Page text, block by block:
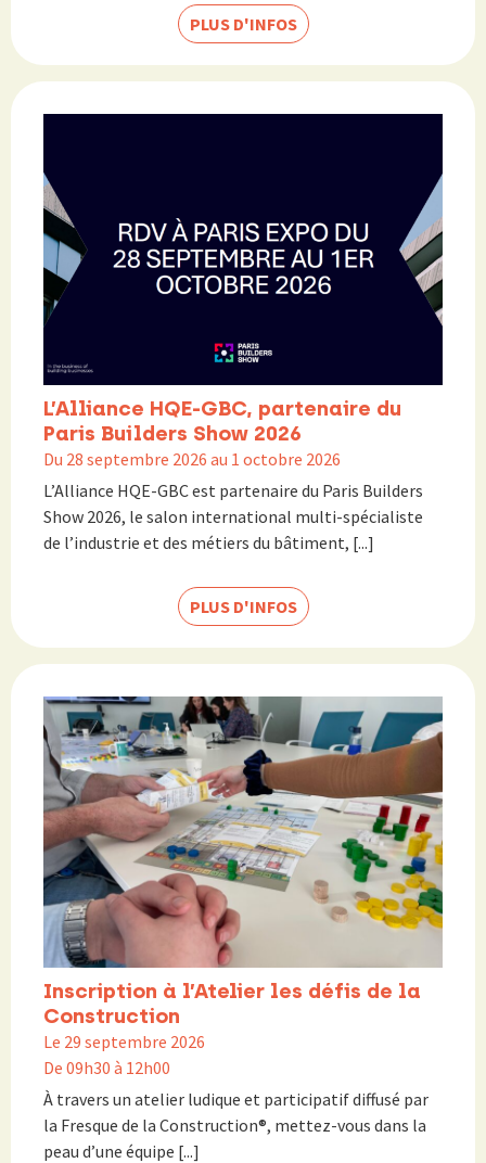
PLUS D'INFOS
L’Alliance HQE-GBC, partenaire du
Paris Builders Show 2026
Du 28 septembre 2026 au 1 octobre 2026
L’Alliance HQE-GBC est partenaire du Paris Builders
Show 2026, le salon international multi-spécialiste
de l’industrie et des métiers du bâtiment, [...]
PLUS D'INFOS
Inscription à l’Atelier les défis de la
Construction
Le 29 septembre 2026
De 09h30 à 12h00
À travers un atelier ludique et participatif diffusé par
la Fresque de la Construction®, mettez-vous dans la
peau d’une équipe [...]